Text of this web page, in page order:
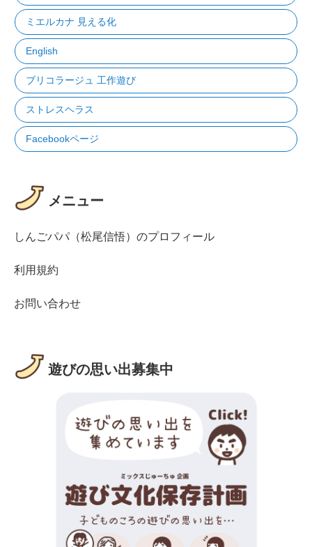
ミエルカナ 見える化
English
ブリコラージュ 工作遊び
ストレスヘラス
Facebookページ
メニュー
しんごパパ（松尾信悟）のプロフィール
利用規約
お問い合わせ
遊びの思い出募集中